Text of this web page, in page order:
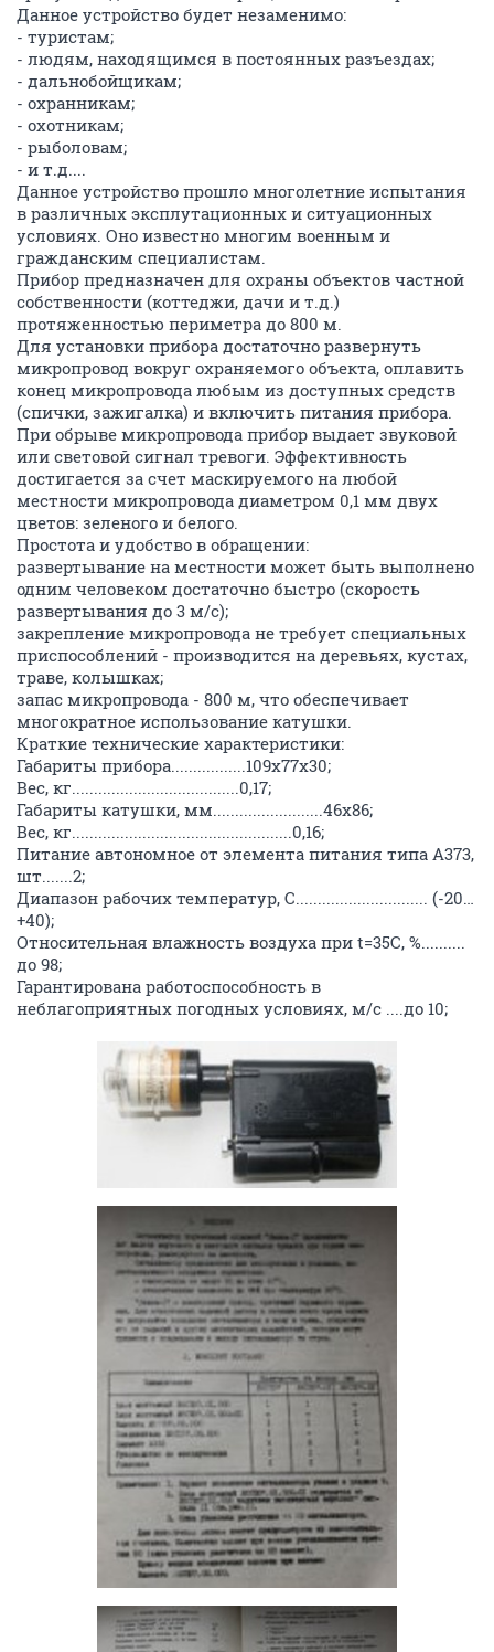
Лиана-1 - это единственная в своём роде портативная
сигнализация. Её принцип очень прост и надёжен!
По периметру натягивается и закрепляется спец.
провод (толщиной с человеческий волос), и
активизируется сигнализатор. При обрыве провода,
активизируется световой и звуковой сигналы (при
необходимости, звуковой сигнал можно отключить).
Требуемое давление на обрыв, не более 100 граммов!
Данное устройство будет незаменимо:
- туристам;
- людям, находящимся в постоянных разъездах;
- дальнобойщикам;
- охранникам;
- охотникам;
- рыболовам;
- и т.д....
Данное устройство прошло многолетние испытания
в различных эксплутационных и ситуационных
условиях. Оно известно многим военным и
гражданским специалистам.
Прибор предназначен для охраны объектов частной
собственности (коттеджи, дачи и т.д.)
протяженностью периметра до 800 м.
Для установки прибора достаточно развернуть
микропровод вокруг охраняемого объекта, оплавить
конец микропровода любым из доступных средств
(спички, зажигалка) и включить питания прибора.
При обрыве микропровода прибор выдает звуковой
или световой сигнал тревоги. Эффективность
достигается за счет маскируемого на любой
местности микропровода диаметром 0,1 мм двух
цветов: зеленого и белого.
Простота и удобство в обращении:
развертывание на местности может быть выполнено
одним человеком достаточно быстро (скорость
развертывания до 3 м/с);
закрепление микропровода не требует специальных
приспособлений - производится на деревьях, кустах,
траве, колышках;
запас микропровода - 800 м, что обеспечивает
многократное использование катушки.
Краткие технические характеристики:
Габариты прибора.................109х77х30;
Вес, кг......................................0,17;
Габариты катушки, мм.........................46х86;
Вес, кг..................................................0,16;
Диапазон рабочих температур, С.............................. (-20…
Относительная влажность воздуха при t=35С, %..........
Гарантирована работоспособность в
неблагоприятных погодных условиях, м/с ....до 10;